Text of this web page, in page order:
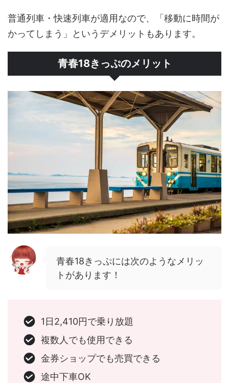
普通列車・快速列車が適用なので、「移動に時間が
かってしまう」というデメリットもあります。
青春18きっぷのメリット
青春18きっぷには次のようなメリッ
トがあります！
1日2,410円で乗り放題
複数人でも使用できる
金券ショップでも売買できる
途中下車OK